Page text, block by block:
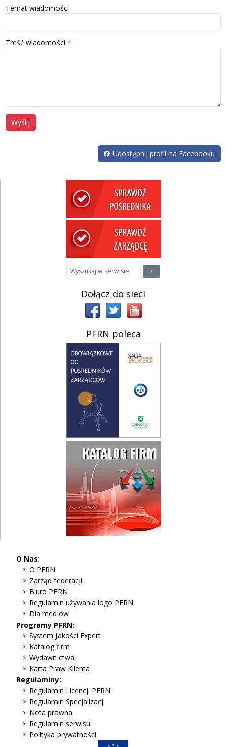
Temat wiadomości
Treść wiadomości
Wyślij
Udostępnij profil na Facebooku
Dołącz do sieci
PFRN poleca
O Nas:
O PFRN
Zarząd federacji
Biuro PFRN
Regulamin używania logo PFRN
Dla mediów
Programy PFRN:
System Jakości Expert
Katalog firm
Wydawnictwa
Karta Praw Klienta
Regulaminy:
Regulamin Licencji PFRN
Regulamin Specjalizacji
Nota prawna
Regulamin serwisu
Polityka prywatności